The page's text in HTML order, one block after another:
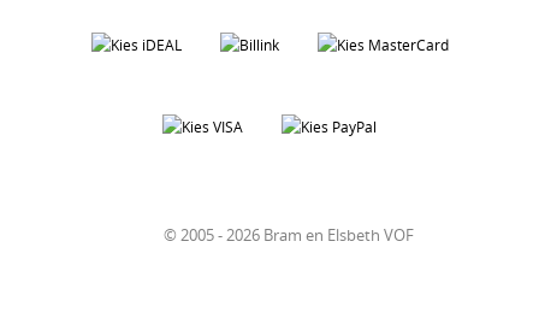
© 2005 - 2026 Bram en Elsbeth VOF